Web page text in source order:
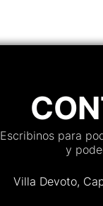
Escribinos para
y
Villa Devoto,